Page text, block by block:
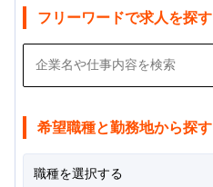
フリーワードで求人を探す
希望職種と勤務地から探す